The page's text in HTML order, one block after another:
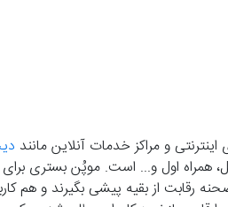
و مراکز خدمات آنلاین مانند
همراه اول و... است. موپُن بستری
از بقیه پیشی بگیرند و هم